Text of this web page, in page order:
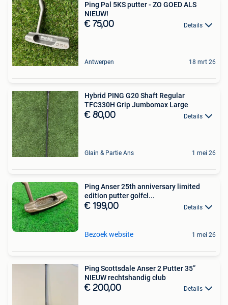
Ping Pal 5KS putter - ZO GOED ALS
NIEUW!
€ 75,00 Details
Antwerpen 18 mrt 26
Hybrid PING G20 Shaft Regular
TFC330H Grip Jumbomax Large
€ 80,00 Details
Glain & Partie Ans 1 mei 26
Ping Anser 25th anniversary limited
edition putter golfcl...
€ 199,00 Details
Bezoek website 1 mei 26
Ping Scottsdale Anser 2 Putter 35”
NIEUW rechtshandig club
€ 200,00 Details